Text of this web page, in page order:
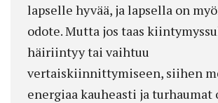
lapselle hyvää, ja lapsella on
odote. Mutta jos taas
häiriintyy tai vaihtuu
vertaiskiinnittymiseen, siihen
energiaa kauheasti ja turhaumat